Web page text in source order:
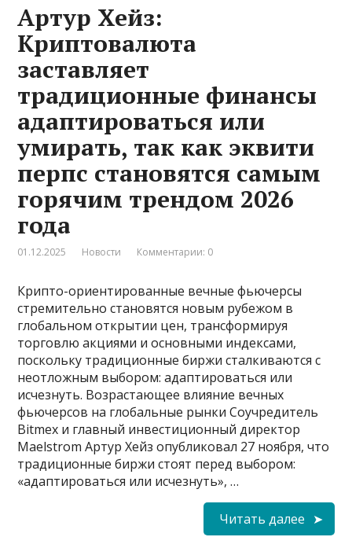
Артур Хейз:
Криптовалюта
заставляет
традиционные финансы
адаптироваться или
умирать, так как эквити
перпс становятся самым
горячим трендом 2026
года
01.12.2025 Новости Комментарии: 0
Крипто-ориентированные вечные фьючерсы
стремительно становятся новым рубежом в
глобальном открытии цен, трансформируя
торговлю акциями и основными индексами,
поскольку традиционные биржи сталкиваются с
неотложным выбором: адаптироваться или
исчезнуть. Возрастающее влияние вечных
фьючерсов на глобальные рынки Соучредитель
Bitmex и главный инвестиционный директор
Maelstrom Артур Хейз опубликовал 27 ноября, что
традиционные биржи стоят перед выбором:
«адаптироваться или исчезнуть», …
Читать далее